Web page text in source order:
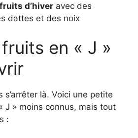
d’hiver avec des
dattes et des noix
fruits en « J »
s’arrêter là. Voici une petite
J » moins connus, mais tout
: